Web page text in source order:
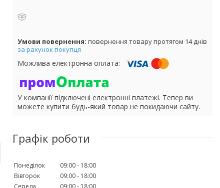
повернення товару протягом 14 днів
за рахунок покупця
У компанії підключені електронні платежі. Тепер ви
можете купити будь-який товар не покидаючи сайту.
Графік роботи
Понеділок 09:00
18:00
Вівторок
09:00
18:00
Середа
09:00 18:00